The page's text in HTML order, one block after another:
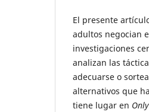
El presente
adultos negocian
investigaciones
analizan las
adecuarse o
alternativos que
tiene lugar en